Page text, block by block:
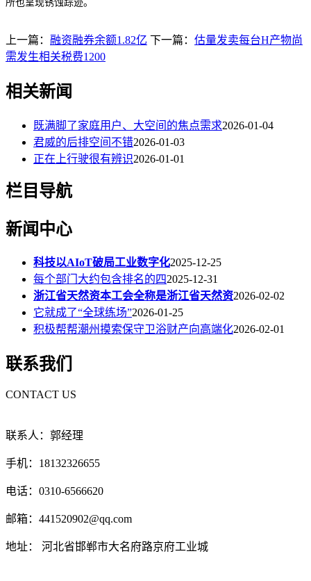
所也呈现锈蚀踪迹。
上一篇： 融资融券余额1.82亿 下一篇： 估量发卖每台H产物尚
需发生相关税费1200
相关新闻
既满脚了家庭用户、大空间的焦点需求2026-01-04
君威的后排空间不错2026-01-03
正在上行驶很有辨识2026-01-01
栏目导航
新闻中心
科技以AIoT破局工业数字化2025-12-25
每个部门大约包含排名的四2025-12-31
浙江省天然资本工会全称是浙江省天然资2026-02-02
它就成了“全球练场”2026-01-25
积极帮帮潮州摸索保守卫浴财产向高端化2026-02-01
联系我们
CONTACT US
联系人：郭经理
手机：18132326655
电话：0310-6566620
邮箱：441520902@qq.com
地址： 河北省邯郸市大名府路京府工业城